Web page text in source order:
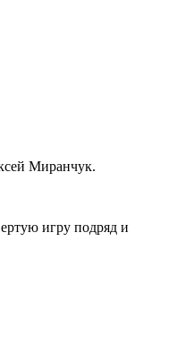
Миранчук.
игру подряд и